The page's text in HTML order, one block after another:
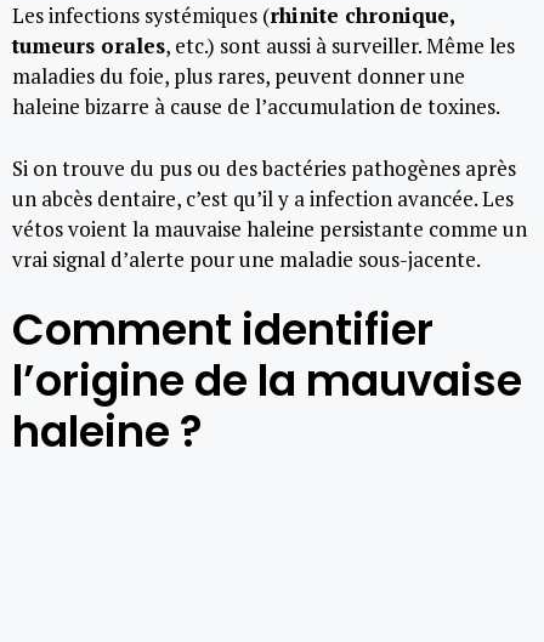
Les infections systémiques (rhinite chronique,
tumeurs orales, etc.) sont aussi à surveiller. Même les
maladies du foie, plus rares, peuvent donner une
haleine bizarre à cause de l’accumulation de toxines.
Si on trouve du pus ou des bactéries pathogènes après
un abcès dentaire, c’est qu’il y a infection avancée. Les
vétos voient la mauvaise haleine persistante comme un
vrai signal d’alerte pour une maladie sous-jacente.
Comment identifier
l’origine de la mauvaise
haleine ?